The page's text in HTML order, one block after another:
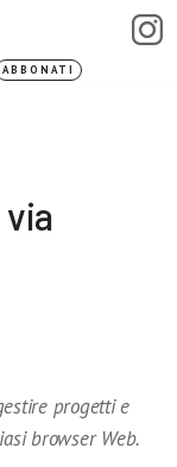
ABBONATI
progetti e
browser Web.